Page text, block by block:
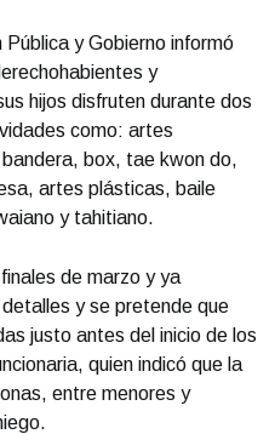
Pública y Gobierno informó
y
hijos disfruten durante dos
como: artes
box, tae kwon do,
artes plásticas, baile
y tahitiano.
de marzo y ya
y se pretende que
justo antes del inicio de los
quien indicó que la
entre menores y